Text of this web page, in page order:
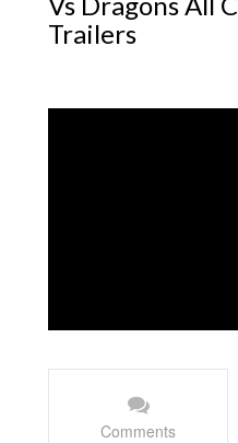
Trailers
Comments